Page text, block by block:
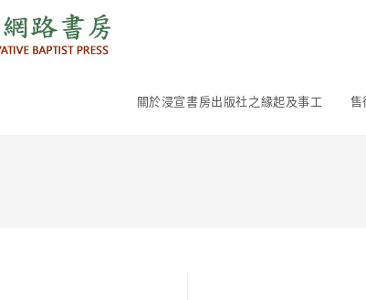
關於浸宣書房出版社之緣起及事工 售